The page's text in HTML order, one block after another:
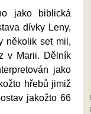
jako biblická
dívky Leny,
několik set mil,
v Marii. Dělník
jako
hřebů jimiž
jakožto 66